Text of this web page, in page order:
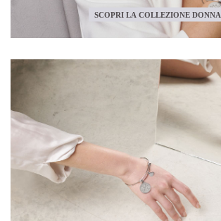
SCOPRI LA COLLEZIONE DONNA